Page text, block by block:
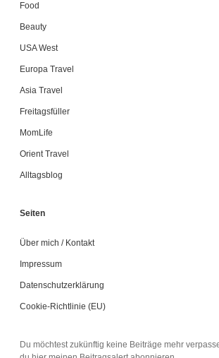
Food
Beauty
USA West
Europa Travel
Asia Travel
Freitagsfüller
MomLife
Orient Travel
Alltagsblog
Seiten
Über mich / Kontakt
Impressum
Datenschutzerklärung
Cookie-Richtlinie (EU)
Du möchtest zukünftig keine Beiträge mehr